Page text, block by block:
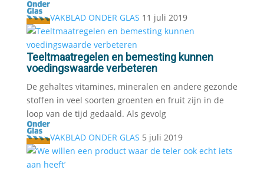
VAKBLAD ONDER GLAS 11 juli 2019
Teeltmaatregelen en bemesting kunnen
voedingswaarde verbeteren
De gehaltes vitamines, mineralen en andere gezonde
stoffen in veel soorten groenten en fruit zijn in de
loop van de tijd gedaald. Als gevolg
VAKBLAD ONDER GLAS 5 juli 2019